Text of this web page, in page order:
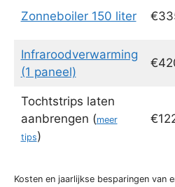
Zonneboiler 150 liter
Infraroodverwarming
(1 paneel)
Tochtstrips laten
aanbrengen (meer
tips)
Kosten en jaarlijkse besparingen van